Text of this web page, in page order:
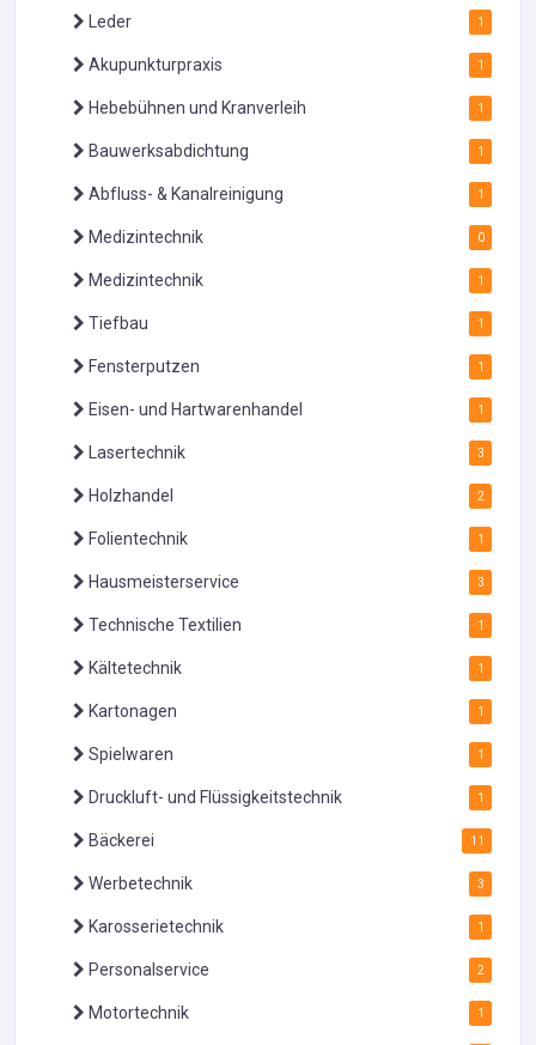
Leder 1
Akupunkturpraxis 1
Hebebühnen und Kranverleih 1
Bauwerksabdichtung 1
Abfluss- & Kanalreinigung 1
Medizintechnik 0
Medizintechnik 1
Tiefbau 1
Fensterputzen 1
Eisen- und Hartwarenhandel 1
Lasertechnik 3
Holzhandel 2
Folientechnik 1
Hausmeisterservice 3
Technische Textilien 1
Kältetechnik 1
Kartonagen 1
Spielwaren 1
Druckluft- und Flüssigkeitstechnik 1
Bäckerei 11
Werbetechnik 3
Karosserietechnik 1
Personalservice 2
Motortechnik 1